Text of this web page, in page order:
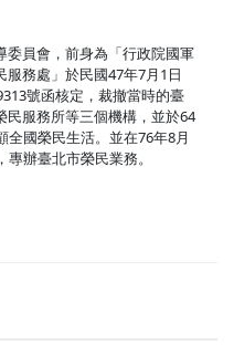
委員會，前身為「行政院國軍
務處」於民國47年7月1日
號函核定，裁撤當時的臺
服務所等三個機構，並於64
全國榮民生活。並在76年8月
辦臺北市榮民業務。